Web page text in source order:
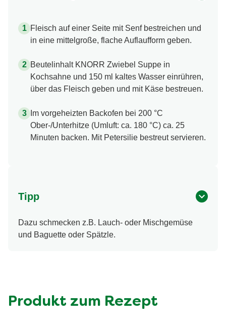
Fleisch auf einer Seite mit Senf bestreichen und
in eine mittelgroße, flache Auflaufform geben.
Beutelinhalt KNORR Zwiebel Suppe in
Kochsahne und 150 ml kaltes Wasser einrühren,
über das Fleisch geben und mit Käse bestreuen.
Im vorgeheizten Backofen bei 200 °C
Ober-/Unterhitze (Umluft: ca. 180 °C) ca. 25
Minuten backen. Mit Petersilie bestreut servieren.
Tipp
Dazu schmecken z.B. Lauch- oder Mischgemüse
und Baguette oder Spätzle.
Produkt zum Rezept